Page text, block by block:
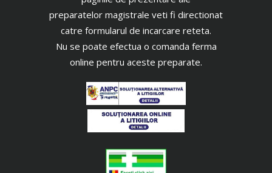
preparatelor magistrale veti fi directionat
catre formularul de incarcare reteta.
Nu se poate efectua o comanda ferma
online pentru aceste preparate.